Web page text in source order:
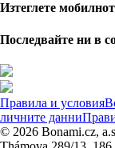
Изтеглете
Последвайте ни в
Правила и условия
личните данни
© 2026 Bonami.cz,